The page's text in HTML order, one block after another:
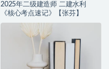
2025年二级建造师 二建水利
《核心考点速记》【张芬】